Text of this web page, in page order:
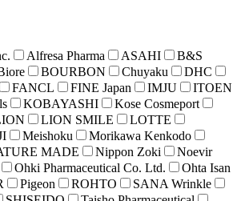
Alfresa Pharma ASAHI
B&S
BOURBON Chuyaku
DHC
FANCL FINE Japan IMJU
ITOEN
KOBAYASHI
Kose Cosmeport
LION SMILE
LOTTE
Meishoku
Morikawa Kenkodo
MADE Nippon Zoki
Noevir
Ohki Pharmaceutical Co. Ltd.
Ohta Isan
Pigeon ROHTO
SANA Wrinkle